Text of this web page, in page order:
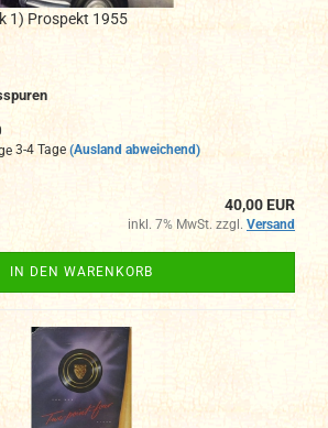
1) Prospekt 1955
3-4 Tage (Ausland abweichend)
40,00 EUR
inkl. 7% MwSt. zzgl. Versand
IN DEN WARENKORB